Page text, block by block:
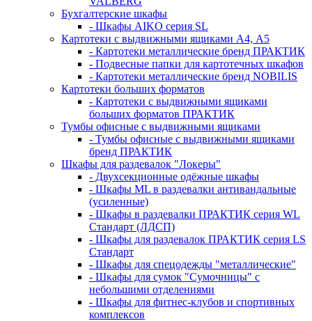
Бухгалтерские шкафы
- Шкафы AIKO серия SL
Картотеки с выдвижными ящиками А4, А5
- Картотеки металлические бренд ПРАКТИК
- Подвесные папки для картотечных шкафов
- Картотеки металлические бренд NOBILIS
Картотеки больших форматов
- Картотеки с выдвижными ящиками
больших форматов ПРАКТИК
Тумбы офисные с выдвижными ящиками
- Тумбы офисные с выдвижными ящиками
бренд ПРАКТИК
Шкафы для раздевалок "Локеры"
- Двухсекционные одёжные шкафы
- Шкафы ML в раздевалки антивандальные
(усиленные)
- Шкафы в раздевалки ПРАКТИК серия WL
Стандарт (ЛДСП)
- Шкафы для раздевалок ПРАКТИК серия LS
Стандарт
- Шкафы для спецодежды "металлические"
- Шкафы для сумок "Сумочницы" с
небольшими отделениями
- Шкафы для фитнес-клубов и спортивных
комплексов